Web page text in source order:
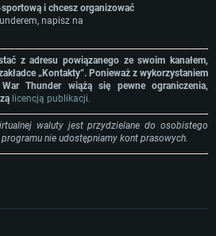
5 3600
DirectX 11: Nvidia GeForce 1060 lub
jest wspierany)
II lub lepsza
sterownikami (nie starsze niż 6
nowymi sterownikami (nie starsze niż 6
to 720p) ze wsparciem Vulkan
i chcesz organizować
napisz na
z adresu powiązanego ze swoim kanałem,
„Kontakty”. Ponieważ z wykorzystaniem
Thunder wiążą się pewne ograniczenia,
licencją publikacji.​
waluty jest przydzielane do osobistego
programu nie udostępniamy kont prasowych.